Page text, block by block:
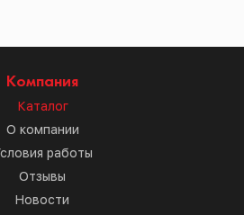
Компания
Каталог
О компании
работы
Отзывы
Новости